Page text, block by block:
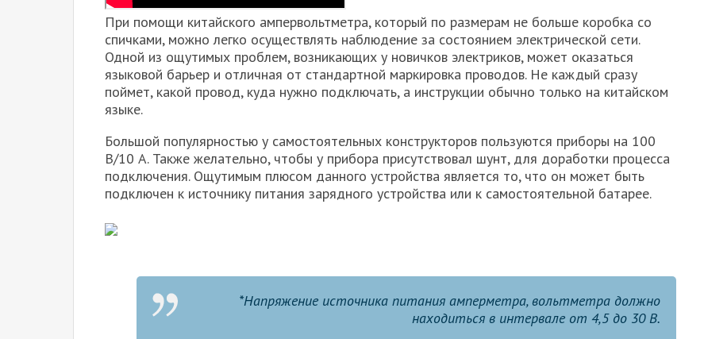
При помощи китайского ампервольтметра, который по размерам не больше коробка со
спичками, можно легко осуществлять наблюдение за состоянием электрической сети.
Одной из ощутимых проблем, возникающих у новичков электриков, может оказаться
языковой барьер и отличная от стандартной маркировка проводов. Не каждый сразу
поймет, какой провод, куда нужно подключать, а инструкции обычно только на китайском
языке.
Большой популярностью у самостоятельных конструкторов пользуются приборы на 100
В/10 А. Также желательно, чтобы у прибора присутствовал шунт, для доработки процесса
подключения. Ощутимым плюсом данного устройства является то, что он может быть
подключен к источнику питания зарядного устройства или к самостоятельной батарее.
*Напряжение источника питания амперметра, вольтметра должно
находиться в интервале от 4,5 до 30 В.